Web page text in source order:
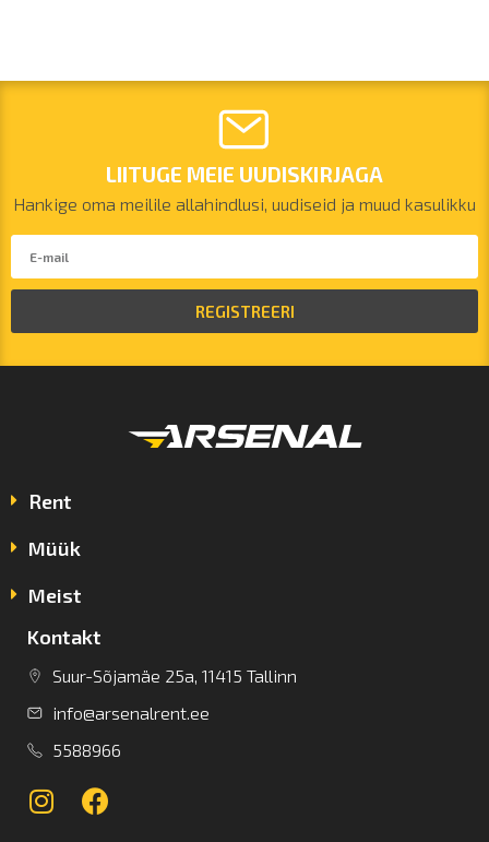
LIITUGE MEIE UUDISKIRJAGA
Hankige oma meilile allahindlusi, uudiseid ja muud kasulikku
REGISTREERI
Rent
Müük
Meist
Kontakt
Suur-Sõjamäe 25a, 11415 Tallinn
info@arsenalrent.ee
5588966